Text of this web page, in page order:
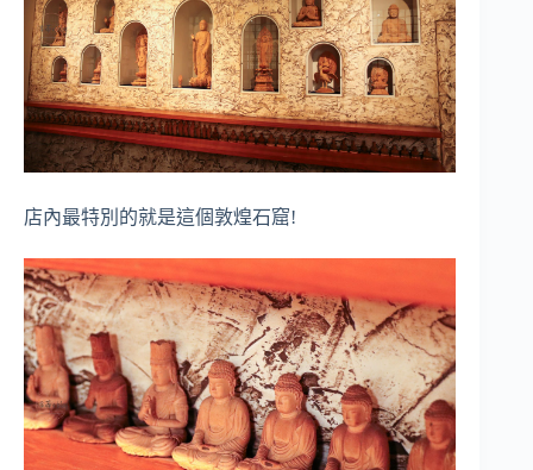
店內最特別的就是這個敦煌石窟!